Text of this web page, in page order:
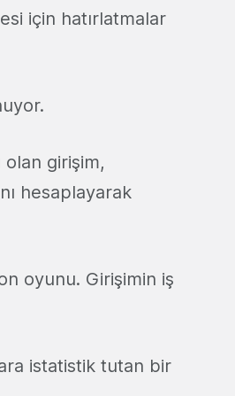
için hatırlatmalar
olan girişim,
hesaplayarak
oyunu. Girişimin iş
istatistik tutan bir